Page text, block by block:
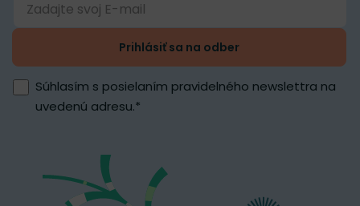
Prihlásiť sa na odber
Súhlasím s posielaním pravidelného newslettra na
uvedenú adresu.*